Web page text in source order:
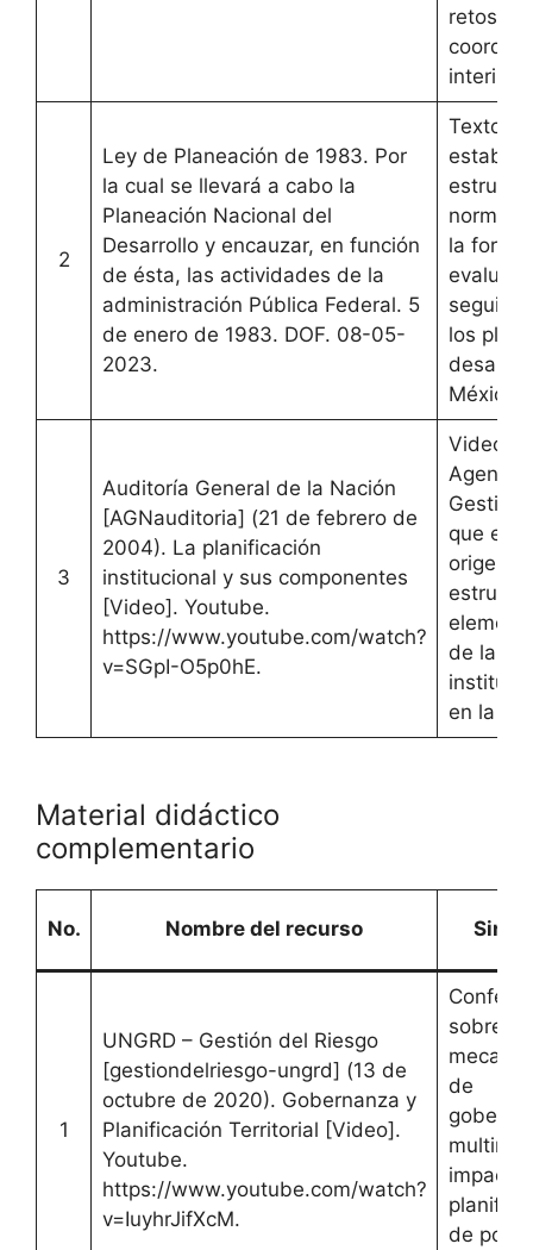
retos de
2
Ley de Planeación de 1983. Por
la cual se llevará a cabo la
Planeación Nacional del
Desarrollo y encauzar, en función
de ésta, las actividades de la
administración Pública Federal. 5
de enero de 1983. DOF. 08-05-
2023.
Texto
la
los
México.
3
Auditoría General de la Nación
[AGNauditoria] (21 de febrero de
2004). La planificación
institucional y sus componentes
[Video]. Youtube.
https://www.youtube.com/watch?
v=SGpI-O5p0hE.
Video
Agencia
Gestión
que
origen,
de la
en la
Material didáctico
complementario
No. Nombre del recurso
1
UNGRD – Gestión del Riesgo
[gestiondelriesgo-ungrd] (13 de
octubre de 2020). Gobernanza y
Planificación Territorial [Video].
Youtube.
https://www.youtube.com/watch?
v=IuyhrJifXcM.
sobre
de
impacto
de